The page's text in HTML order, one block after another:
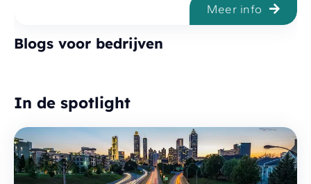
Meer info
Blogs voor bedrijven
In de spotlight